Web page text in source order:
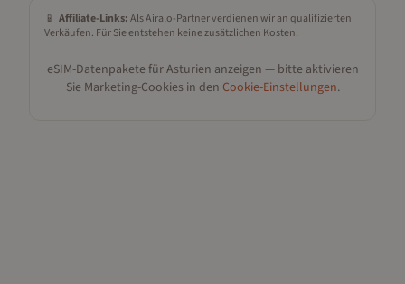
📱 Affiliate-Links:Als Airalo-Partner verdienen wir an qualifizierten
Verkäufen. Für Sie entstehen keine zusätzlichen Kosten.
eSIM-Datenpakete fürAsturien anzeigen — bitte aktivieren
Sie Marketing-Cookies in den Cookie-Einstellungen.